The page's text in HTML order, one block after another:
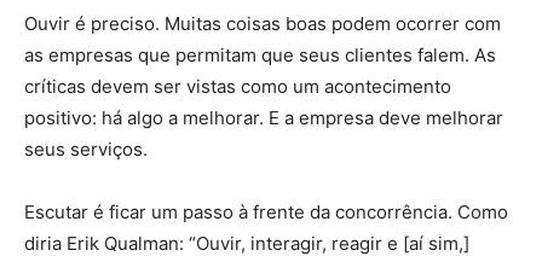
Ouvir é preciso. Muitas coisas boas podem ocorrer com
as empresas que permitam que seus clientes falem. As
críticas devem ser vistas como um acontecimento
positivo: há algo a melhorar. E a empresa deve melhorar
seus serviços.
Escutar é ficar um passo à frente da concorrência. Como
diria Erik Qualman: “Ouvir, interagir, reagir e [aí sim,]